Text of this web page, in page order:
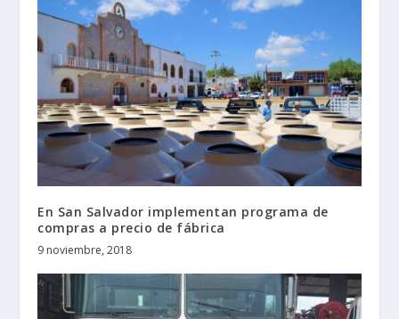
En San Salvador implementan programa de
compras a precio de fábrica
9 noviembre, 2018